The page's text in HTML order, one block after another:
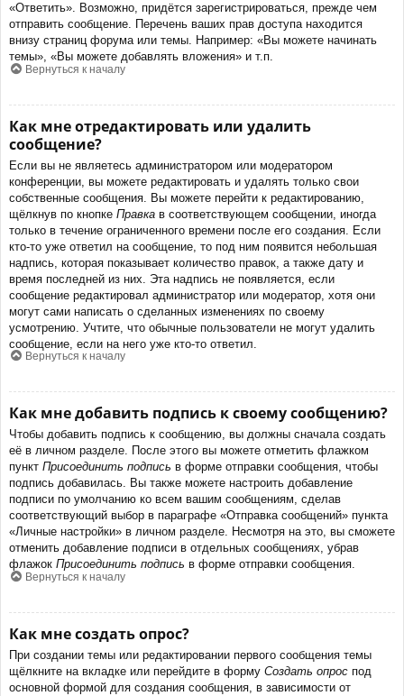
«Ответить». Возможно, придётся зарегистрироваться, прежде чем
отправить сообщение. Перечень ваших прав доступа находится
внизу страниц форума или темы. Например: «Вы можете начинать
темы», «Вы можете добавлять вложения» и т.п.
Вернуться к началу
Как мне отредактировать или удалить
сообщение?
Если вы не являетесь администратором или модератором
конференции, вы можете редактировать и удалять только свои
собственные сообщения. Вы можете перейти к редактированию,
щёлкнув по кнопке Правка в соответствующем сообщении, иногда
только в течение ограниченного времени после его создания. Если
кто-то уже ответил на сообщение, то под ним появится небольшая
надпись, которая показывает количество правок, а также дату и
время последней из них. Эта надпись не появляется, если
сообщение редактировал администратор или модератор, хотя они
могут сами написать о сделанных изменениях по своему
усмотрению. Учтите, что обычные пользователи не могут удалить
сообщение, если на него уже кто-то ответил.
Вернуться к началу
Как мне добавить подпись к своему сообщению?
Чтобы добавить подпись к сообщению, вы должны сначала создать
её в личном разделе. После этого вы можете отметить флажком
пункт Присоединить подпись в форме отправки сообщения, чтобы
подпись добавилась. Вы также можете настроить добавление
подписи по умолчанию ко всем вашим сообщениям, сделав
соответствующий выбор в параграфе «Отправка сообщений» пункта
«Личные настройки» в личном разделе. Несмотря на это, вы сможете
отменить добавление подписи в отдельных сообщениях, убрав
флажок Присоединить подпись в форме отправки сообщения.
Вернуться к началу
Как мне создать опрос?
При создании темы или редактировании первого сообщения темы
щёлкните на вкладке или перейдите в форму Создать опрос под
основной формой для создания сообщения, в зависимости от